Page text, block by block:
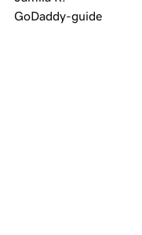
GoDaddy-guide